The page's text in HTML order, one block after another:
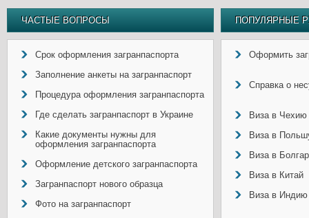
ЧАСТЫЕ ВОПРОСЫ
Срок оформления загранпаспорта
Заполнение анкеты на загранпаспорт
Процедура оформления загранпаспорта
Где сделать загранпаспорт в Украине
Какие документы нужны для
оформления загранпаспорта
Оформление детского загранпаспорта
Загранпаспорт нового образца
Фото на загранпаспорт
ПОПУЛЯРНЫЕ
Оформить
Справка о
Виза в Чехию
Виза в
Виза в
Виза в Китай
Виза в Индию